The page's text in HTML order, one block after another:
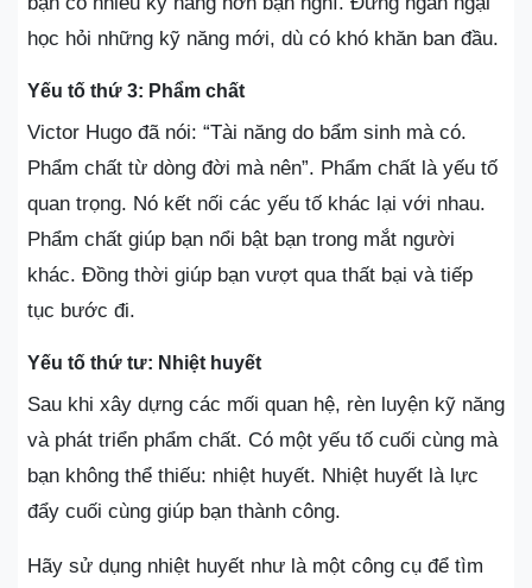
học hỏi những kỹ năng mới, dù có khó khăn ban đầu.
Yếu tố thứ 3: Phẩm chất
Victor Hugo đã nói: “Tài năng do bẩm sinh mà có.
Phẩm chất từ dòng đời mà nên”. Phẩm chất là yếu tố
quan trọng. Nó kết nối các yếu tố khác lại với nhau.
Phẩm chất giúp bạn nổi bật bạn trong mắt người
khác. Đồng thời giúp bạn vượt qua thất bại và tiếp
tục bước đi.
Yếu tố thứ tư: Nhiệt huyết
Sau khi xây dựng các mối quan hệ, rèn luyện kỹ năng
và phát triển phẩm chất. Có một yếu tố cuối cùng mà
bạn không thể thiếu: nhiệt huyết. Nhiệt huyết là lực
đẩy cuối cùng giúp bạn thành công.
Hãy sử dụng nhiệt huyết như là một công cụ để tìm